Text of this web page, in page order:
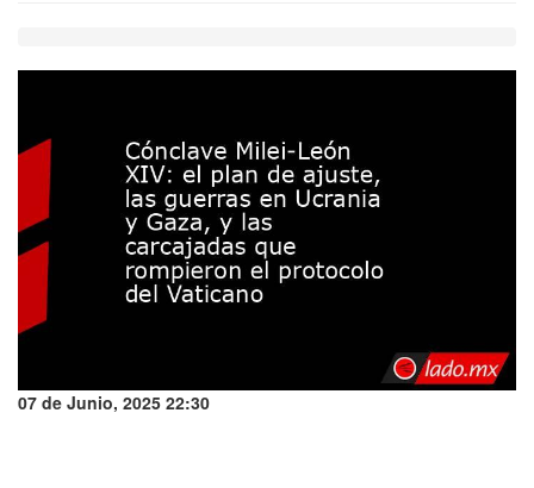
07 de Junio, 2025 22:30